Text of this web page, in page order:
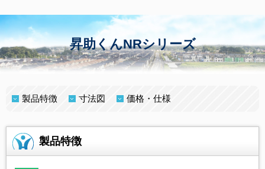
昇助くんNRシリーズ
製品特徴 寸法図 価格・仕様
製品特徴